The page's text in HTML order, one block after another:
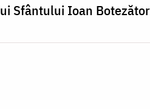
Sfântului Ioan